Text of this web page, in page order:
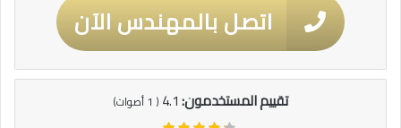
اتصل بالمهندس الآن
تقييم المستخدمون:4.1
(
1أصوات)